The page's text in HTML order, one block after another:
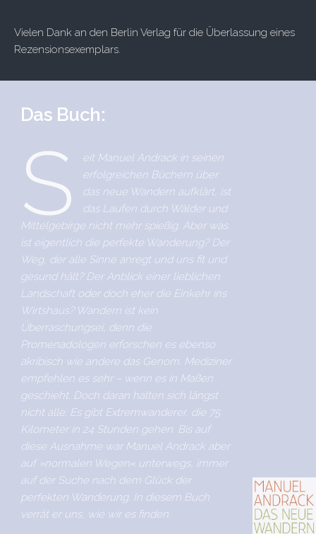
Vielen Dank an den Berlin Verlag für die Überlassung eines
Rezensionsexemplars.
Das Buch:
S
eit Manuel Andrack in seinen
erfolgreichen Büchern über
das neue Wandern aufklärt, ist
das Laufen durch Wälder und
Mittelgebirge nicht mehr spießig. Aber was
ist eigentlich die perfekte Wanderung? Der
Weg, der alle Sinne anregt und uns fit und
gesund hält? Der Anblick einer lieblichen
Landschaft oder doch eher die Einkehr ins
Wirtshaus? Wandern ist kein
Überraschungsei, denn die
Promenadologen erforschen es ebenso
akribisch wie andere das Genom. Mediziner
empfehlen es sehr – wenn es in Maßen
geschieht. Doch daran halten sich längst
nicht alle: Es gibt Extremwanderer, die 75
Kilometer in 24 Stunden gehen. Bis auf
diese Ausnahme war Manuel Andrack aber
auf »normalen Wegen« unterwegs, immer
auf der Suche nach dem Glück der
perfekten Wanderung. In diesem Buch
verrät er uns, wie wir es finden.